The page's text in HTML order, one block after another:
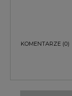
KOMENTARZE (0)